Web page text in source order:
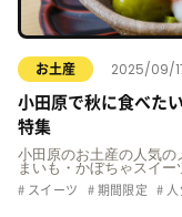
お土産 2025/09/
小田原で秋に食べた
特集
小田原のお土産の人気
まいも・かぼちゃスイ
スイーツ 期間限定 人